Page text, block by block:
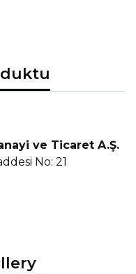
ve Ticaret A.Ş.
No: 21